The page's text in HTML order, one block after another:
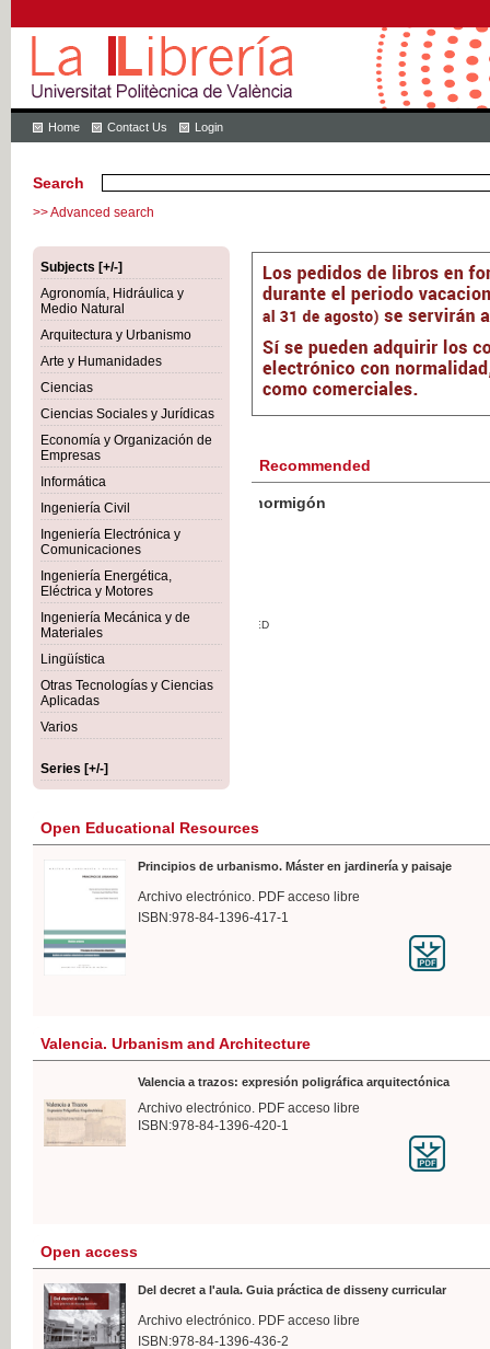
Home Contact Us Login
Search
>> Advanced search
Subjects [+/-]
Agronomía, Hidráulica y
Medio Natural
Arquitectura y Urbanismo
Arte y Humanidades
Ciencias
Ciencias Sociales y Jurídicas
Economía y Organización de
Empresas
Informática
Ingeniería Civil
Ingeniería Electrónica y
Comunicaciones
Ingeniería Energética,
Eléctrica y Motores
Ingeniería Mecánica y de
Materiales
Lingüística
Otras Tecnologías y Ciencias
Aplicadas
Varios
Series [+/-]
Recommended
Botánica Agroalimentaria
Open Educational Resources
Principios de urbanismo. Máster en jardinería y paisaje
Archivo electrónico. PDF acceso libre
ISBN:978-84-1396-417-1
Valencia. Urbanism and Architecture
Valencia a trazos: expresión poligráfica arquitectónica
Archivo electrónico. PDF acceso libre
ISBN:978-84-1396-420-1
Open access
Del decret a l'aula. Guia práctica de disseny curricular
Archivo electrónico. PDF acceso libre
ISBN:978-84-1396-436-2